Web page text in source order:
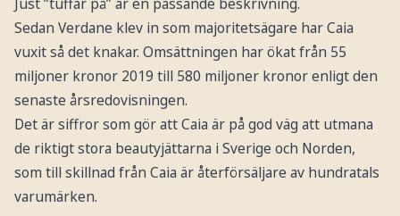
Sedan Verdane klev in som majoritetsägare har Caia
vuxit så det knakar. Omsättningen har ökat från 55
miljoner kronor 2019 till 580 miljoner kronor enligt den
senaste årsredovisningen.
Det är siffror som gör att Caia är på god väg att utmana
de riktigt stora beautyjättarna i Sverige och Norden,
som till skillnad från Caia är återförsäljare av hundratals
varumärken.